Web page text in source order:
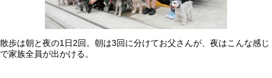
散歩は朝と夜の1日2回。朝は3回に分けてお父さんが、夜はこんな感じ
で家族全員が出かける。